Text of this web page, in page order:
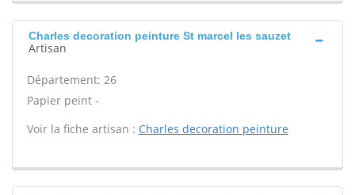
Charles decoration peinture St marcel les sauzet
Artisan
Département: 26
Papier peint -
Voir la fiche artisan : Charles decoration peinture